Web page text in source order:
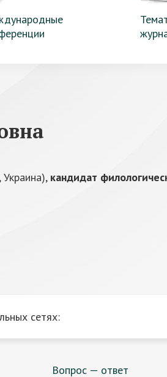
Украина), кандидат
сетях:
Вопрос — ответ